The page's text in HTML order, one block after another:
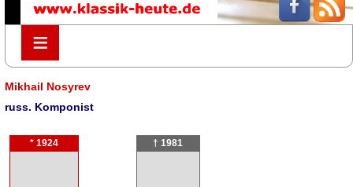
≡
≡
Mikhail Nosyrev
russ. Komponist
* 1924 † 1981